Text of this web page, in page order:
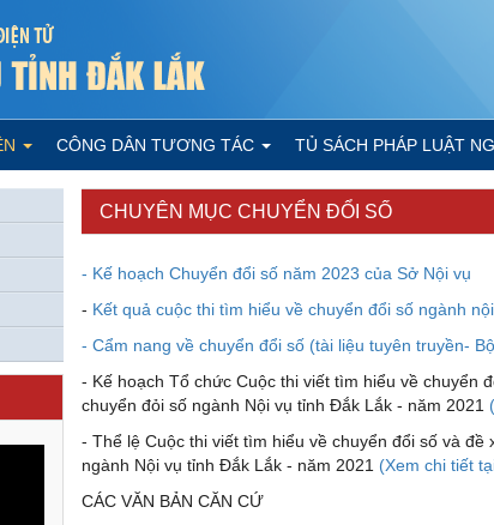
CÔNG DÂN TƯƠNG TÁC TỦ SÁCH PHÁP LUẬT
CHUYÊN MỤC CHUYỂN ĐỔI SỐ
- Kế hoạch Chuyển đổi số năm 2023 của Sở Nội vụ
- Kết quả cuộc thi tìm hiểu về chuyển đổi số ngành
- Cẩm nang về chuyển đổi số (tài liệu tuyên truyền-
- Kế hoạch Tổ chức Cuộc thi viết tìm hiểu về chuyển
chuyển đỏi số ngành Nội vụ tỉnh Đắk Lắk - năm 2021
- Thể lệ Cuộc thi viết tìm hiểu về chuyển đổi số và
ngành Nội vụ tỉnh Đắk Lắk - năm 2021 (Xem chi tiết
CÁC VĂN BẢN CĂN CỨ